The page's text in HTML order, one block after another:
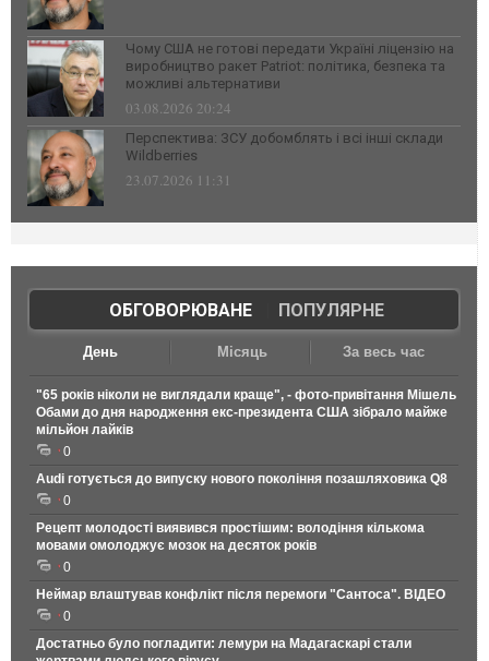
Чому США не готові передати Україні ліцензію на
виробництво ракет Patriot: політика, безпека та
можливі альтернативи
03.08.2026 20:24
Перспектива: ЗСУ добомблять і всі інші склади
Wildberries
23.07.2026 11:31
ОБГОВОРЮВАНЕ| ПОПУЛЯРНЕ
День Місяць За весь час
"65 років ніколи не виглядали краще", - фото-привітання Мішель
Обами до дня народження екс-президента США зібрало майже
мільйон лайків
0
Audi готується до випуску нового покоління позашляховика Q8
0
Рецепт молодості виявився простішим: володіння кількома
мовами омолоджує мозок на десяток років
0
Неймар влаштував конфлікт після перемоги "Сантоса". ВІДЕО
0
Достатньо було погладити: лемури на Мадагаскарі стали